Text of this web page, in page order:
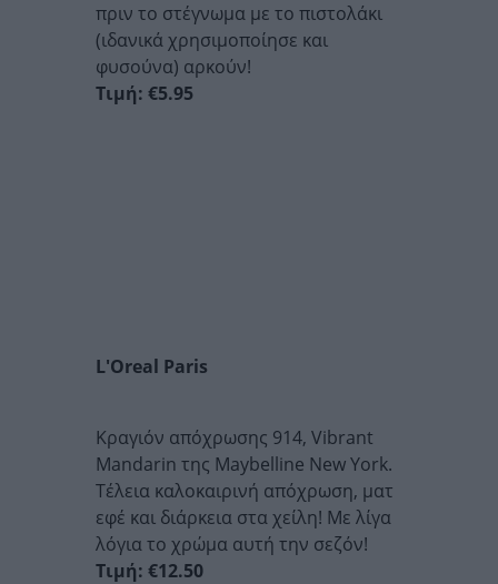
πριν το στέγνωμα με το πιστολάκι
(ιδανικά χρησιμοποίησε και
φυσούνα) αρκούν!
Τιμή: €5.95
L'Oreal Paris
Κραγιόν απόχρωσης 914, Vibrant
Mandarin της Maybelline New York.
Τέλεια καλοκαιρινή απόχρωση, ματ
εφέ και διάρκεια στα χείλη! Με λίγα
λόγια το χρώμα αυτή την σεζόν!
Τιμή: €12.50